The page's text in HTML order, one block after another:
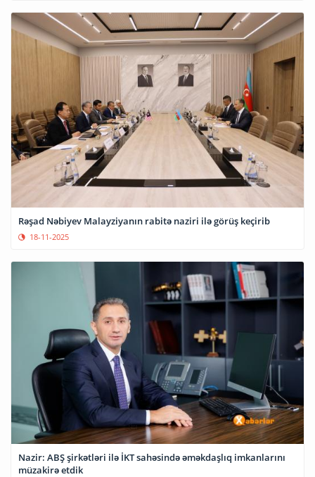
Rəşad Nəbiyev Malayziyanın rabitə naziri ilə görüş keçirib
18-11-2025
Nazir: ABŞ şirkətləri ilə İKT sahəsində əməkdaşlıq imkanlarını
müzakirə etdik